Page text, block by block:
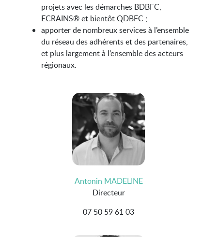
projets avec les démarches BDBFC,
ECRAINS® et bientôt QDBFC ;
apporter de nombreux services à l’ensemble
du réseau des adhérents et des partenaires,
et plus largement à l’ensemble des acteurs
régionaux.
Antonin MADELINE
Directeur
07 50 59 61 03